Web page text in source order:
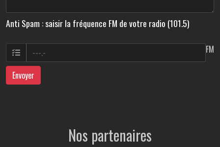
Anti Spam : saisir la fréquence FM de votre radio (101.5)
FM
Envoyer
Nos partenaires